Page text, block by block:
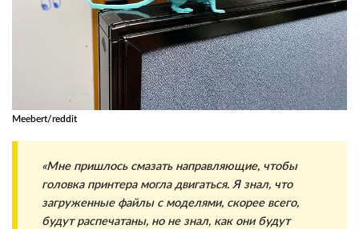
Meebert/reddit
«Мне пришлось смазать направляющие, чтобы
головка принтера могла двигаться. Я знал, что
загруженные файлы с моделями, скорее всего,
будут распечатаны, но не знал, как они будут